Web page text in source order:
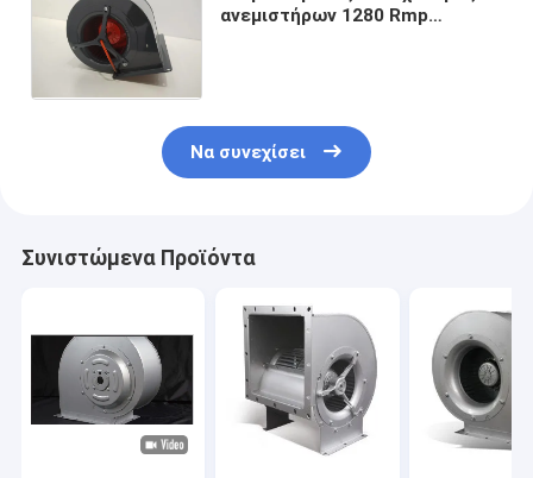
ανεμιστήρων 1280 Rmp
Να συνεχίσει
Συνιστώμενα Προϊόντα